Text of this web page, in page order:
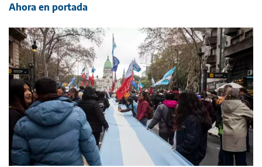
Ahora en portada